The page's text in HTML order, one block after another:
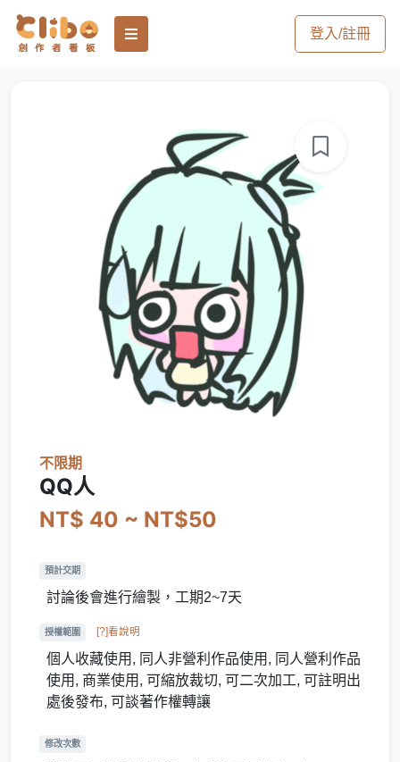
登入/註冊
不限期
QQ人
NT$ 40 ~ NT$50
預計交期
討論後會進行繪製，工期2~7天
授權範圍 [?]看說明
個人收藏使用, 同人非營利作品使用, 同人營利作品
使用, 商業使用, 可縮放裁切, 可二次加工, 可註明出
處後發布, 可談著作權轉讓
修改次數